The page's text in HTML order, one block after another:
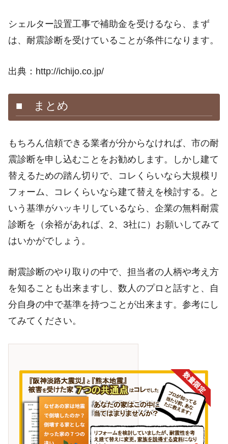
シェルター設置工事で補助金を受けるなら、まず
は、耐震診断を受けていることが条件になります。
出典：http://ichijo.co.jp/
■ まとめ
もちろん信頼できる業者が分からなければ、市の耐
震診断を申し込むことをお勧めします。しかし建て
替えるための踏ん切りで、コレくらいなら大規模リ
フォーム、コレくらいなら建て替えを検討する。と
いう基準がハッキリしているなら、企業の無料耐震
診断を（余裕があれば、2、3社に）お願いしてみて
はいかがでしょう。
耐震診断のやり取りの中で、担当者の人柄や考え方
を知ることも出来ますし、数人のプロと話すと、自
分自身の中で基準を持つことが出来ます。参考にし
てみてください。